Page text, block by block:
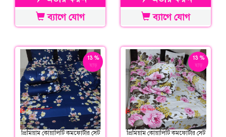
ব্যাগে যোগ
ব্যাগে যোগ
13 %
ছাড়
প্রিমিয়াম কোয়ালিটি কমফোর্টার সেট
13 %
ছাড়
প্রিমিয়াম কোয়ালিটি কমফোর্টার সেট